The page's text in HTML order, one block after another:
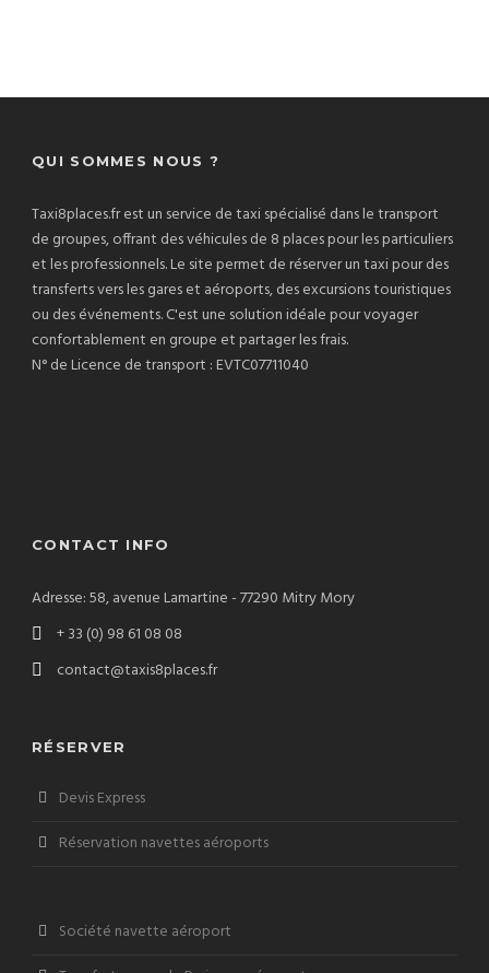
QUI SOMMES NOUS ?
Taxi8places.fr est un service de taxi spécialisé dans le transport
de groupes, offrant des véhicules de 8 places pour les particuliers
et les professionnels. Le site permet de réserver un taxi pour des
transferts vers les gares et aéroports, des excursions touristiques
ou des événements. C'est une solution idéale pour voyager
confortablement en groupe et partager les frais.
N° de Licence de transport : EVTC07711040
CONTACT INFO
Adresse: 58, avenue Lamartine - 77290 Mitry Mory
+ 33 (0) 98 61 08 08
contact@taxis8places.fr
RÉSERVER
Devis Express
Réservation navettes aéroports
Société navette aéroport